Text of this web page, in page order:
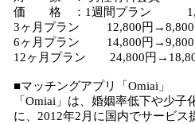
価 格 ：1週間プラン 1,600
3ヶ月プラン 12,800円→8,800
6ヶ月プラン 14,800円→9,800
12ヶ月プラン 24,800円
■マッチングアプリ「Omiai」
「Omiai」は、婚姻率低下や少
に、2012年2月に国内でサービス